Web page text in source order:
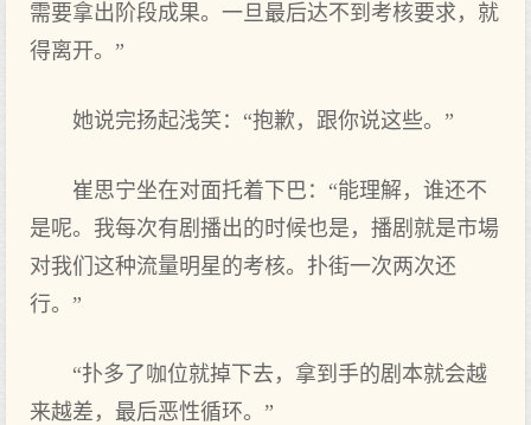
需要拿出阶段成果。一旦最后达不到考核要求，就
得离开。”
她说完扬起浅笑：“抱歉，跟你说这些。”
崔思宁坐在对面托着下巴：“能理解，谁还不
是呢。我每次有剧播出的时候也是，播剧就是市場
对我们这种流量明星的考核。扑街一次两次还
行。”
“扑多了咖位就掉下去，拿到手的剧本就会越
来越差，最后恶性循环。”